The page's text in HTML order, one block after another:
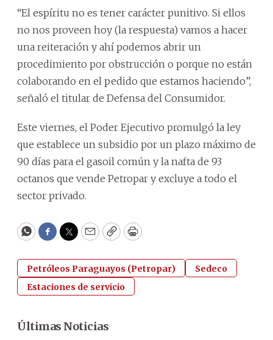
“El espíritu no es tener carácter punitivo. Si ellos
no nos proveen hoy (la respuesta) vamos a hacer
una reiteración y ahí podemos abrir un
procedimiento por obstrucción o porque no están
colaborando en el pedido que estamos haciendo”,
señaló el titular de Defensa del Consumidor.
Este viernes, el Poder Ejecutivo promulgó la ley
que establece un subsidio por un plazo máximo de
90 días para el gasoil común y la nafta de 93
octanos que vende Petropar y excluye a todo el
sector privado.
WhatsApp
Facebook
Twitter
EmailCopyPrint
Petróleos Paraguayos (Petropar)
Sedeco
Estaciones de servicio
Últimas Noticias